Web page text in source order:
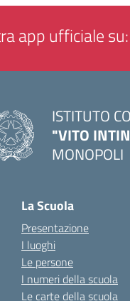
app ufficiale su:
ISTITUTO
"VITO
MONOPOLI
La Scuola
Presentazione
I luoghi
Le persone
I numeri della scuola
Le carte della scuola